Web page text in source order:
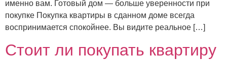
именно вам. Готовый дом — больше уверенности при
покупке Покупка квартиры в сданном доме всегда
воспринимается спокойнее. Вы видите реальное […]
Стоит ли покупать квартиру